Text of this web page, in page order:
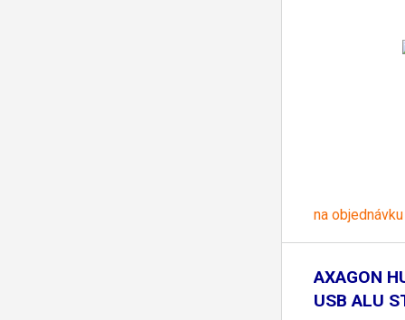
na objednávku
AXAGON
USB ALU